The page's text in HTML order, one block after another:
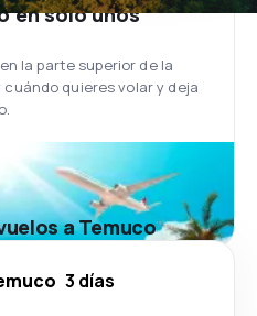
en solo unos
la parte superior de la
quieres volar y deja
a Temuco
3 días